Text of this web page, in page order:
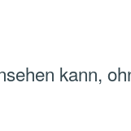
kann,